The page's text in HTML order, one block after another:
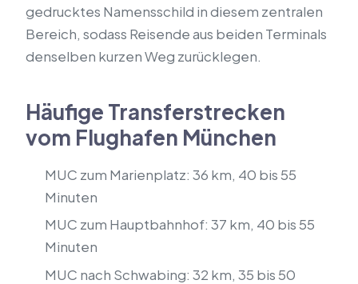
gedrucktes Namensschild in diesem zentralen
Bereich, sodass Reisende aus beiden Terminals
denselben kurzen Weg zurücklegen.
Häufige Transferstrecken
vom Flughafen München
MUC zum Marienplatz: 36 km, 40 bis 55
Minuten
MUC zum Hauptbahnhof: 37 km, 40 bis 55
Minuten
MUC nach Schwabing: 32 km, 35 bis 50